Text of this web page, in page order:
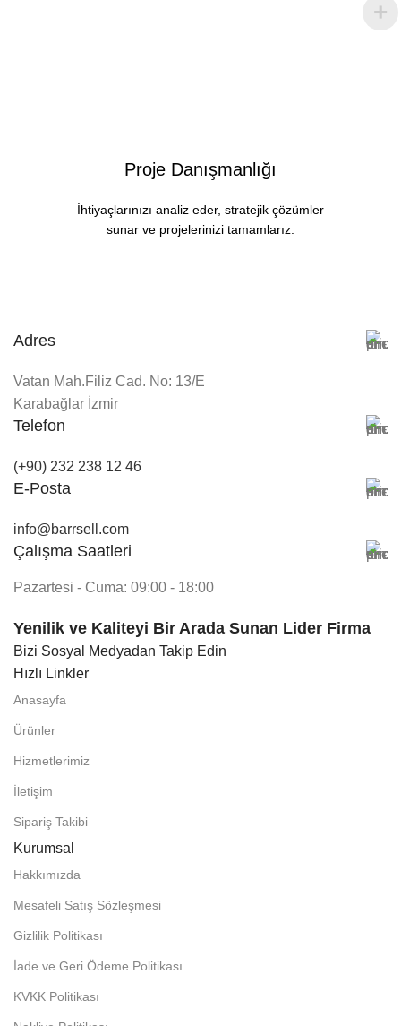
Proje Danışmanlığı
İhtiyaçlarınızı analiz eder, stratejik çözümler
sunar ve projelerinizi tamamlarız.
Adres
Vatan Mah.Filiz Cad. No: 13/E
Karabağlar İzmir
Telefon
(+90) 232 238 12 46
E-Posta
info@barrsell.com
Çalışma Saatleri
Pazartesi - Cuma: 09:00 - 18:00
Yenilik ve Kaliteyi Bir Arada Sunan Lider Firma
Bizi Sosyal Medyadan Takip Edin
Hızlı Linkler
Anasayfa
Ürünler
Hizmetlerimiz
İletişim
Sipariş Takibi
Kurumsal
Hakkımızda
Mesafeli Satış Sözleşmesi
Gizlilik Politikası
İade ve Geri Ödeme Politikası
KVKK Politikası